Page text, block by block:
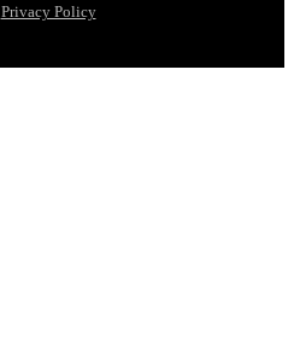
Privacy Policy